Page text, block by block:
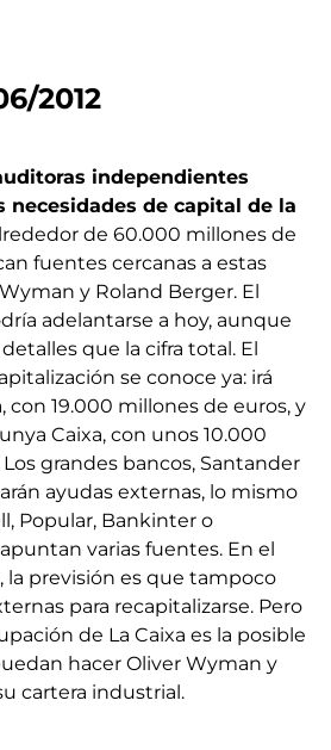
2012
independientes
necesidades de capital de la
de 60.000 millones de
fuentes cercanas a estas
y Roland Berger. El
adelantarse a hoy, aunque
que la cifra total. El
se conoce ya: irá
con 19.000 millones de euros, y
Caixa, con unos 10.000
grandes bancos, Santander
ayudas externas, lo mismo
Popular, Bankinter o
varias fuentes. En el
la previsión es que tampoco
para recapitalizarse. Pero
de La Caixa es la posible
hacer Oliver Wyman y
cartera industrial.